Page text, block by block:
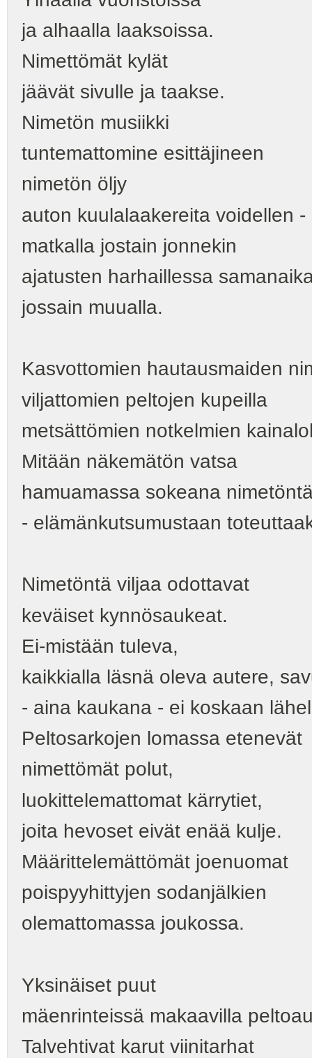
ja alhaalla laaksoissa.
Nimettömät kylät
jäävät sivulle ja taakse.
Nimetön musiikki
tuntemattomine esittäjineen
nimetön öljy
auton kuulalaakereita voidellen -
matkalla jostain jonnekin
ajatusten harhaillessa
jossain muualla.
Kasvottomien hautausmaiden
viljattomien peltojen kupeilla
metsättömien notkelmien
Mitään näkemätön vatsa
hamuamassa sokeana
- elämänkutsumustaan
Nimetöntä viljaa odottavat
keväiset kynnösaukeat.
Ei-mistään tuleva,
kaikkialla läsnä oleva autere,
- aina kaukana - ei koskaan
Peltosarkojen lomassa etenevät
nimettömät polut,
luokittelemattomat kärrytiet,
joita hevoset eivät enää kulje.
Määrittelemättömät joenuomat
poispyyhittyjen sodanjälkien
olemattomassa joukossa.
Yksinäiset puut
mäenrinteissä makaavilla
Talvehtivat karut viinitarhat